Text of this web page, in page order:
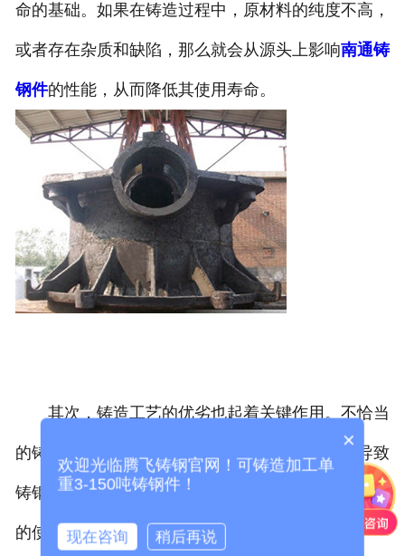
命的基础。如果在铸造过程中，原材料的纯度不高，
或者存在杂质和缺陷，那么就会从源头上影响南通铸
钢件的性能，从而降低其使用寿命。
其次，铸造工艺的优劣也起着关键作用。不恰当
的铸造温度、冷却速度或者铸造压力等，都可能导致
铸钢件内部产生气孔、裂纹等缺陷，这些缺陷在后续
的使用过程中会逐渐扩展，缩短其使用寿命。
×
欢迎光临腾飞铸钢官网！可铸造加工单
重3-150吨铸钢件！
现在咨询 稍后再说